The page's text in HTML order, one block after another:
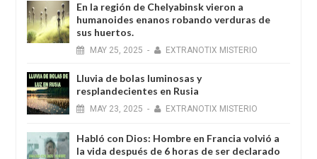
En la región de Chelyabinsk vieron a
humanoides enanos robando verduras de
sus huertos.
MAY 25, 2025 - EXTRANOTIX MISTERIO
Lluvia de bolas luminosas y
resplandecientes en Rusia
MAY 23, 2025 - EXTRANOTIX MISTERIO
Habló con Dios: Hombre en Francia volvió a
la vida después de 6 horas de ser declarado